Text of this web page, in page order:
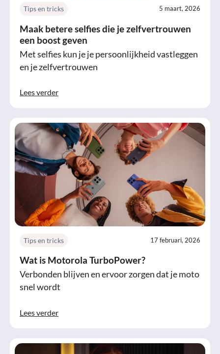
Tips en tricks 5 maart, 2026
Maak betere selfies die je zelfvertrouwen
een boost geven
Met selfies kun je je persoonlijkheid vastleggen
en je zelfvertrouwen
Lees verder
Tips en tricks 17 februari, 2026
Wat is Motorola TurboPower?
Verbonden blijven en ervoor zorgen dat je moto
snel wordt
Lees verder